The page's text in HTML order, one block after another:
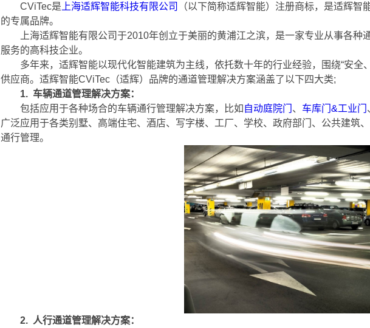
CViTec是 上海适辉智能科技有限公司
（以下简称适辉智能）注册商标，是适辉
的专属品牌。
上海适辉智能有限公司于2010年创立于美丽的黄浦江之滨，是一家专业从事各
服务的高科技企业。
多年来，适辉智能以现代化智能建筑为主线，依托数十年的行业经验，围绕“安
供应商。适辉智能CViTec（适辉）品牌的通道管理解决方案涵盖了以下四大类;
1. 车辆通道管理解决方案：
包括应用于各种场合的车辆通行管理解决方案，比如 自动庭院门 、 车库门&工业门
广泛应用于各类别墅、高端住宅、酒店、写字楼、工厂、学校、政府部门、公共建筑
通行管理。
2. 人行通道管理解决方案：